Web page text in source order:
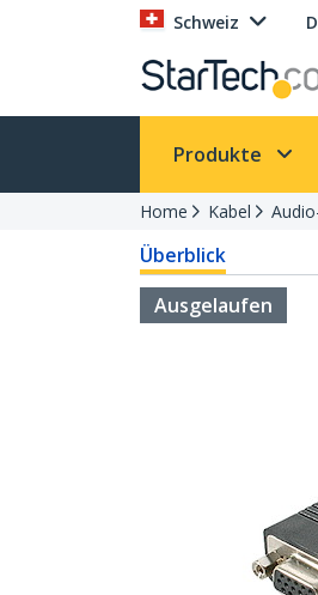
Schweiz
Produkte
Home Kabel
Überblick
Ausgelaufen